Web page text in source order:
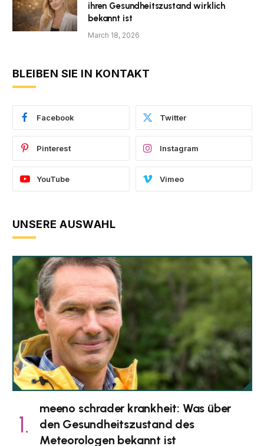
ihren Gesundheitszustand wirklich
bekannt ist
March 18, 2026
BLEIBEN SIE IN KONTAKT
Facebook Twitter
Pinterest Instagram
YouTube Vimeo
UNSERE AUSWAHL
meeno schrader krankheit: Was über
den Gesundheitszustand des
Meteorologen bekannt ist